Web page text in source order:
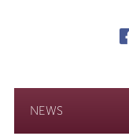
NEWS